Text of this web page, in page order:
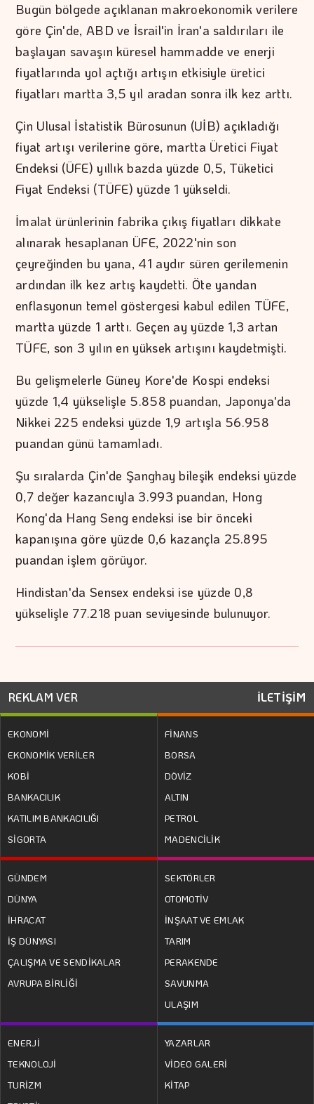
Bugün bölgede açıklanan makroekonomik verilere
göre Çin'de, ABD ve İsrail'in İran'a saldırıları ile
başlayan savaşın küresel hammadde ve enerji
fiyatlarında yol açtığı artışın etkisiyle üretici
fiyatları martta 3,5 yıl aradan sonra ilk kez arttı.
Çin Ulusal İstatistik Bürosunun (UİB) açıkladığı
fiyat artışı verilerine göre, martta Üretici Fiyat
Endeksi (ÜFE) yıllık bazda yüzde 0,5, Tüketici
Fiyat Endeksi (TÜFE) yüzde 1 yükseldi.
İmalat ürünlerinin fabrika çıkış fiyatları dikkate
alınarak hesaplanan ÜFE, 2022'nin son
çeyreğinden bu yana, 41 aydır süren gerilemenin
ardından ilk kez artış kaydetti. Öte yandan
enflasyonun temel göstergesi kabul edilen TÜFE,
martta yüzde 1 arttı. Geçen ay yüzde 1,3 artan
TÜFE, son 3 yılın en yüksek artışını kaydetmişti.
Bu gelişmelerle Güney Kore'de Kospi endeksi
yüzde 1,4 yükselişle 5.858 puandan, Japonya'da
Nikkei 225 endeksi yüzde 1,9 artışla 56.958
puandan günü tamamladı.
Şu sıralarda Çin'de Şanghay bileşik endeksi yüzde
0,7 değer kazancıyla 3.993 puandan, Hong
Kong'da Hang Seng endeksi ise bir önceki
kapanışına göre yüzde 0,6 kazançla 25.895
puandan işlem görüyor.
Hindistan'da Sensex endeksi ise yüzde 0,8
yükselişle 77.218 puan seviyesinde bulunuyor.
REKLAM VER İLETİŞİM
EKONOMİ
EKONOMİK VERİLER
KOBİ
BANKACILIK
KATILIM BANKACILIĞI
SİGORTA
FİNANS
BORSA
DÖVİZ
ALTIN
PETROL
MADENCİLİK
GÜNDEM
DÜNYA
İHRACAT
İŞ DÜNYASI
ÇALIŞMA VE SENDİKALAR
AVRUPA BİRLİĞİ
SEKTÖRLER
OTOMOTİV
İNŞAAT VE EMLAK
TARIM
PERAKENDE
SAVUNMA
ULAŞIM
ENERJİ
TEKNOLOJİ
TURİZM
YAZARLAR
VİDEO GALERİ
KİTAP